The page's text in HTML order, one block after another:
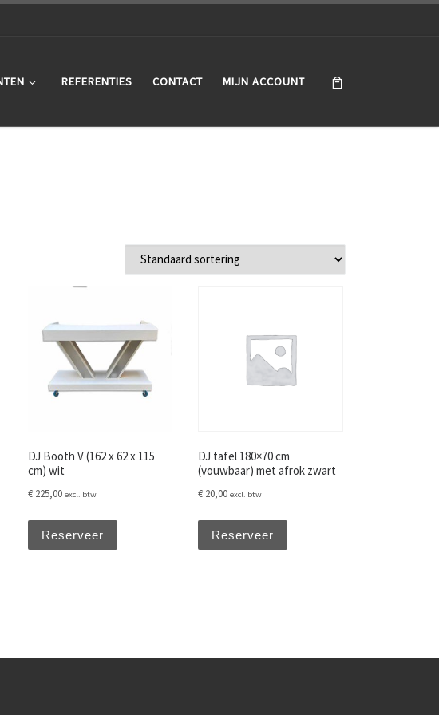
REFERENTIES CONTACT MIJN ACCOUNT
DJ Booth V (162 x 62 x 115
cm) wit
€225,00 excl. btw
Reserveer
DJ tafel 180×70 cm
(vouwbaar) met afrok zwart
€20,00 excl. btw
Reserveer